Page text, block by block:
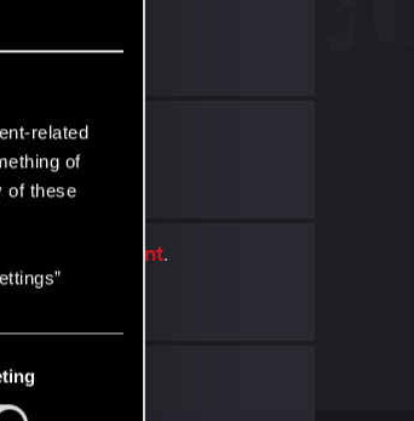
related
of
of these
RED Point.